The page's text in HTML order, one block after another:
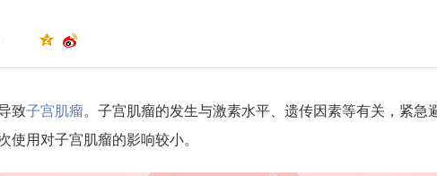
致子宫肌瘤。子宫肌瘤的发生与激素水平、遗传因素等有关，紧急
使用对子宫肌瘤的影响较小。